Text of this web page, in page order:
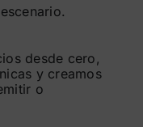
desde cero,
y creamos
o